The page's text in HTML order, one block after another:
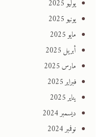
يوليو 2025
يونيو 2025
مايو 2025
أبريل 2025
مارس 2025
فبراير 2025
يناير 2025
ديسمبر 2024
نوفمبر 2024